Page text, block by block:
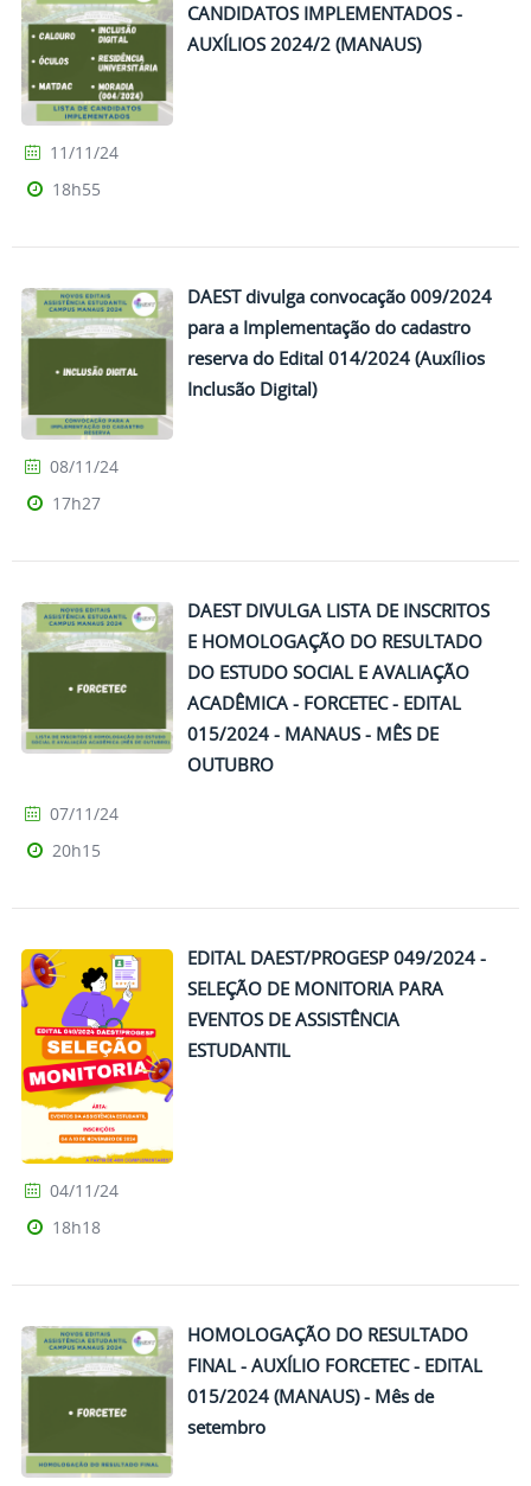
CANDIDATOS IMPLEMENTADOS -
AUXÍLIOS 2024/2 (MANAUS)
11/11/24
18h55
DAEST divulga convocação 009/2024
para a Implementação do cadastro
reserva do Edital 014/2024 (Auxílios
Inclusão Digital)
08/11/24
17h27
DAEST DIVULGA LISTA DE INSCRITOS
E HOMOLOGAÇÃO DO RESULTADO
DO ESTUDO SOCIAL E AVALIAÇÃO
ACADÊMICA - FORCETEC - EDITAL
015/2024 - MANAUS - MÊS DE
OUTUBRO
07/11/24
20h15
EDITAL DAEST/PROGESP 049/2024 -
SELEÇÃO DE MONITORIA PARA
EVENTOS DE ASSISTÊNCIA
ESTUDANTIL
04/11/24
18h18
HOMOLOGAÇÃO DO RESULTADO
FINAL - AUXÍLIO FORCETEC - EDITAL
015/2024 (MANAUS) - Mês de
setembro